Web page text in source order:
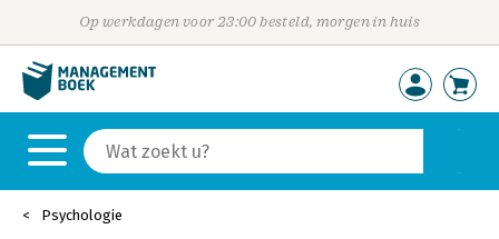
Op werkdagen voor 23:00 besteld, morgen in huis
Psychologie